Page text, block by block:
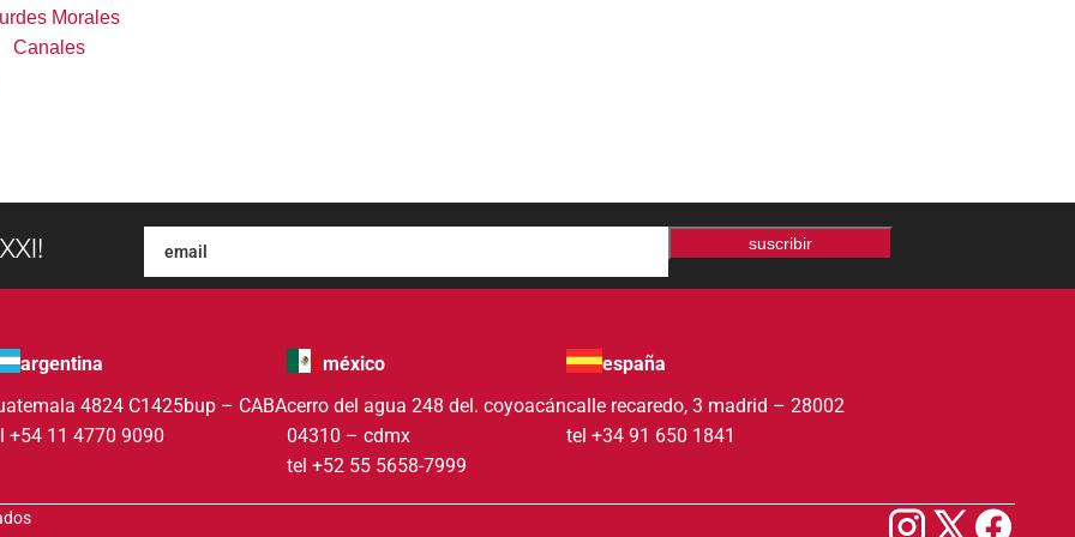
Morales
Canales
suscribir
argentina
4824 C1425bup – CABA
+54 11 4770 9090
méxico
cerro del agua 248 del. coyoacán
04310 – cdmx
tel +52 55 5658-7999
españa
calle recaredo, 3 madrid – 28002
tel +34 91 650 1841